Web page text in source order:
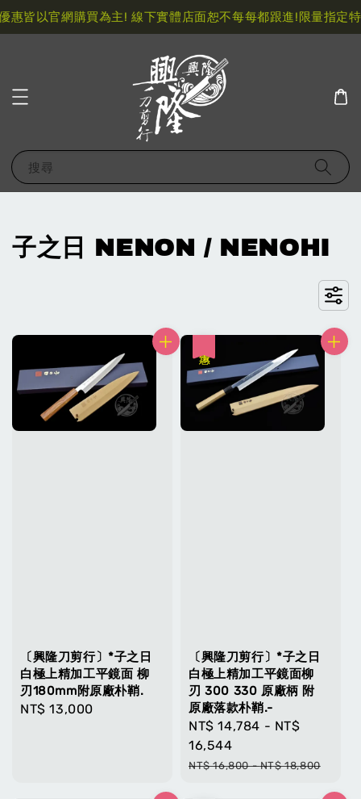
以官網購買為主! 線下實體店面恕不每每都跟進!限量指定特價快
搜尋
子之日 NENON / NENOHI
〔興隆刀剪行〕*子之日
白極上精加工平鏡面 柳
刃180mm附原廠朴鞘.
Regular
NT$ 13,000
〔興隆刀剪行〕*子之日
白極上精加工平鏡面柳
刃 300 330 原廠柄 附
原廠落款朴鞘.-
Sale
price
NT$ 14,784 - NT$
16,544
Regular
NT$ 16,800-NT$ 18,800